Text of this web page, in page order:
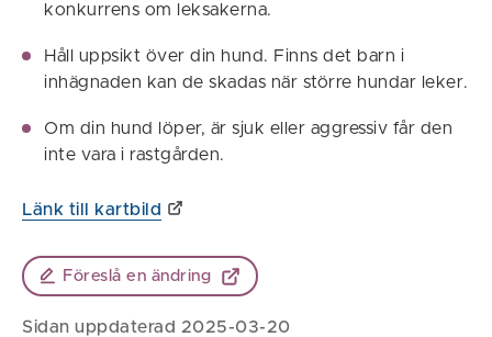
konkurrens om leksakerna.
Håll uppsikt över din hund. Finns det barn i
inhägnaden kan de skadas när större hundar leker.
Om din hund löper, är sjuk eller aggressiv får den
inte vara i rastgården.
Länk till kartbild
Föreslå en ändring
Sidan uppdaterad 2025-03-20